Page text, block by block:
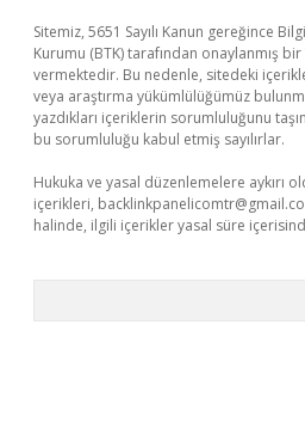
Sitemiz, 5651 Sayılı Kanun gereğince
Kurumu (BTK) tarafından onaylanmış
vermektedir. Bu nedenle, sitedeki
veya araştırma yükümlülüğümüz
yazdıkları içeriklerin sorumluluğunu
bu sorumluluğu kabul etmiş sayılırlar.
Hukuka ve yasal düzenlemelere aykırı
içerikleri,
halinde, ilgili içerikler yasal süre